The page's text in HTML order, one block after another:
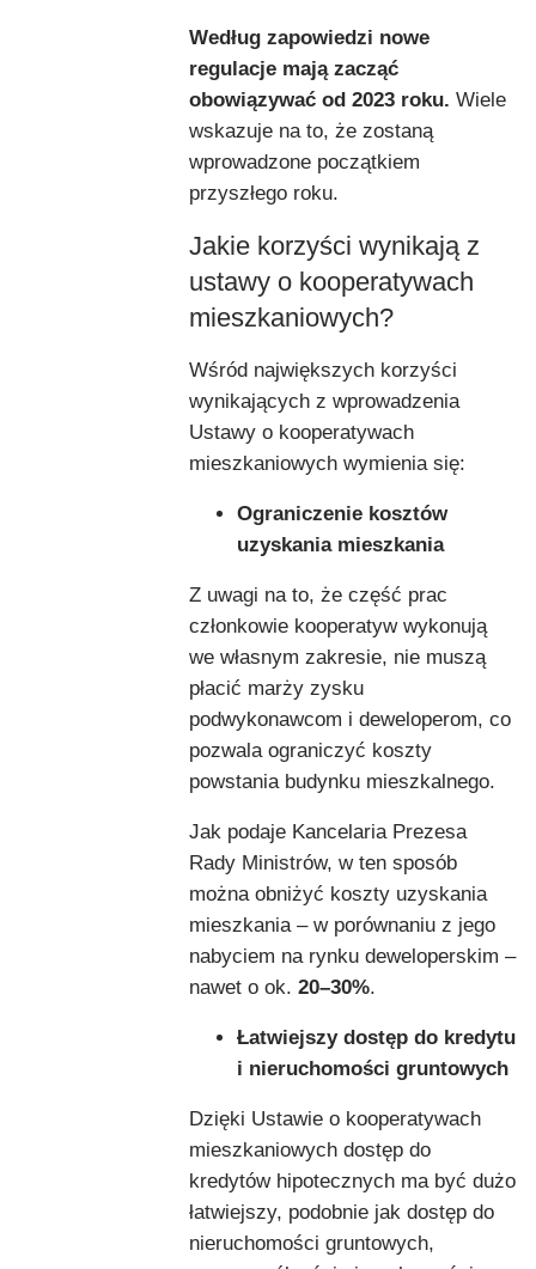
Według zapowiedzi nowe
regulacje mają zacząć
obowiązywać od 2023 roku. Wiele
wskazuje na to, że zostaną
wprowadzone początkiem
przyszłego roku.
Jakie korzyści wynikają z
ustawy o kooperatywach
mieszkaniowych?
Wśród największych korzyści
wynikających z wprowadzenia
Ustawy o kooperatywach
mieszkaniowych wymienia się:
Ograniczenie kosztów
uzyskania mieszkania
Z uwagi na to, że część prac
członkowie kooperatyw wykonują
we własnym zakresie, nie muszą
płacić marży zysku
podwykonawcom i deweloperom, co
pozwala ograniczyć koszty
powstania budynku mieszkalnego.
Jak podaje Kancelaria Prezesa
Rady Ministrów, w ten sposób
można obniżyć koszty uzyskania
mieszkania – w porównaniu z jego
nabyciem na rynku deweloperskim –
nawet o ok. 20–30%.
Łatwiejszy dostęp do kredytu
i nieruchomości gruntowych
Dzięki Ustawie o kooperatywach
mieszkaniowych dostęp do
kredytów hipotecznych ma być dużo
łatwiejszy, podobnie jak dostęp do
nieruchomości gruntowych,